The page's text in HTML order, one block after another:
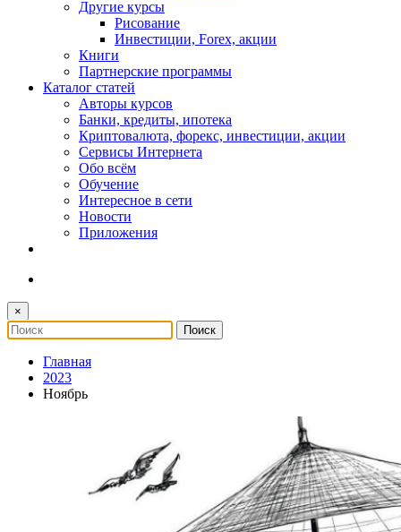
Другие курсы
Рисование
Инвестиции, Forex, акции
Книги
Партнерские программы
Каталог статей
Авторы курсов
Банки, кредиты, ипотека
Криптовалюта, форекс, инвестиции, акции
Сервисы Интернета
Обо всём
Обучение
Интересное в сети
Новости
Приложения
×
Главная
2023
Ноябрь